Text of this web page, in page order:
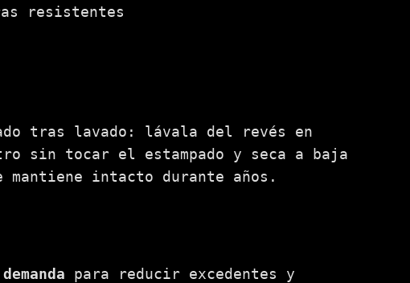
resistentes
tras lavado: lávala del revés en
sin tocar el estampado y seca a baja
intacto durante años.
para reducir excedentes y